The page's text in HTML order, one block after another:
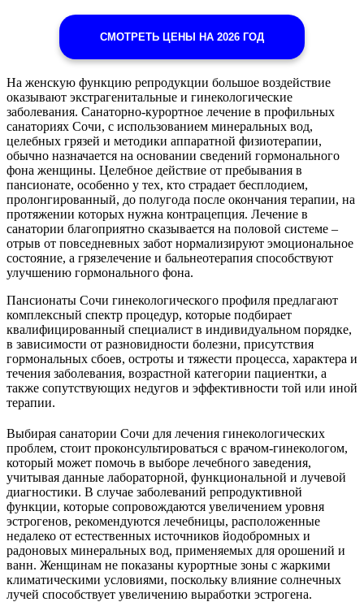
СМОТРЕТЬ ЦЕНЫ НА 2026 ГОД
На женскую функцию репродукции большое воздействие
оказывают экстрагенитальные и гинекологические
заболевания. Санаторно-курортное лечение в профильных
санаториях Сочи, с использованием минеральных вод,
целебных грязей и методики аппаратной физиотерапии,
обычно назначается на основании сведений гормонального
фона женщины. Целебное действие от пребывания в
пансионате, особенно у тех, кто страдает бесплодием,
пролонгированный, до полугода после окончания терапии, на
протяжении которых нужна контрацепция. Лечение в
санатории благоприятно сказывается на половой системе –
отрыв от повседневных забот нормализируют эмоциональное
состояние, а грязелечение и бальнеотерапия способствуют
улучшению гормонального фона.
Пансионаты Сочи гинекологического профиля предлагают
комплексный спектр процедур, которые подбирает
квалифицированный специалист в индивидуальном порядке,
в зависимости от разновидности болезни, присутствия
гормональных сбоев, остроты и тяжести процесса, характера и
течения заболевания, возрастной категории пациентки, а
также сопутствующих недугов и эффективности той или иной
терапии.
Выбирая санатории Сочи для лечения гинекологических
проблем, стоит проконсультироваться с врачом-гинекологом,
который может помочь в выборе лечебного заведения,
учитывая данные лабораторной, функциональной и лучевой
диагностики. В случае заболеваний репродуктивной
функции, которые сопровождаются увеличением уровня
эстрогенов, рекомендуются лечебницы, расположенные
недалеко от естественных источников йодобромных и
радоновых минеральных вод, применяемых для орошений и
ванн. Женщинам не показаны курортные зоны с жаркими
климатическими условиями, поскольку влияние солнечных
лучей способствует увеличению выработки эстрогена.